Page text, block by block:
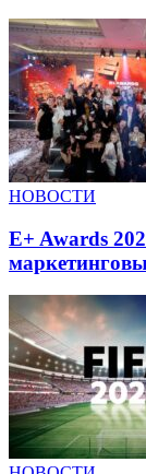
НОВОСТИ
E+ Awards